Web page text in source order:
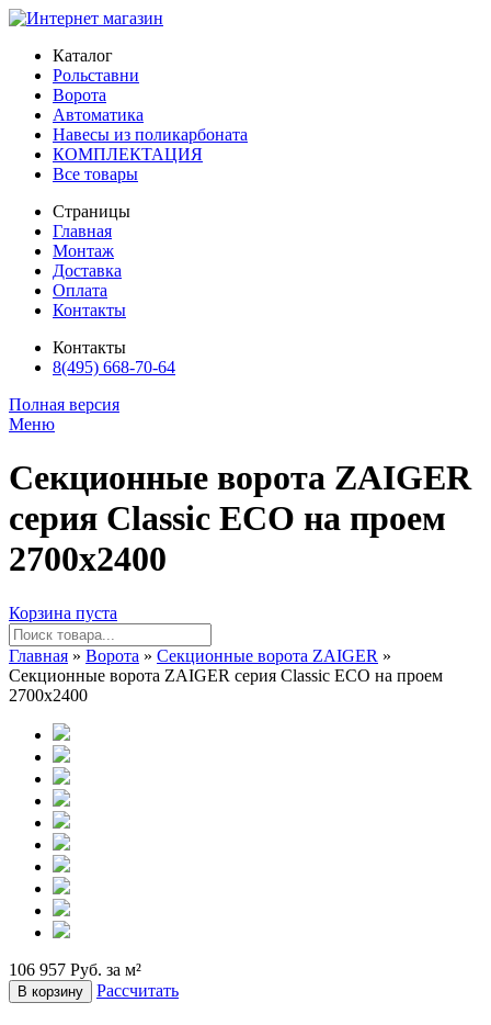
Каталог
Рольставни
Ворота
Автоматика
Навесы из поликарбоната
КОМПЛЕКТАЦИЯ
Все товары
Страницы
Главная
Монтаж
Доставка
Оплата
Контакты
Контакты
8(495) 668-70-64
Полная версия
Меню
Секционные ворота ZAIGER
серия Classic ECO на проем
2700х2400
Корзина пуста
Главная » Ворота » Секционные ворота ZAIGER »
Секционные ворота ZAIGER серия Classic ECO на проем
2700х2400
106 957 Руб. за м²
В корзину Рассчитать